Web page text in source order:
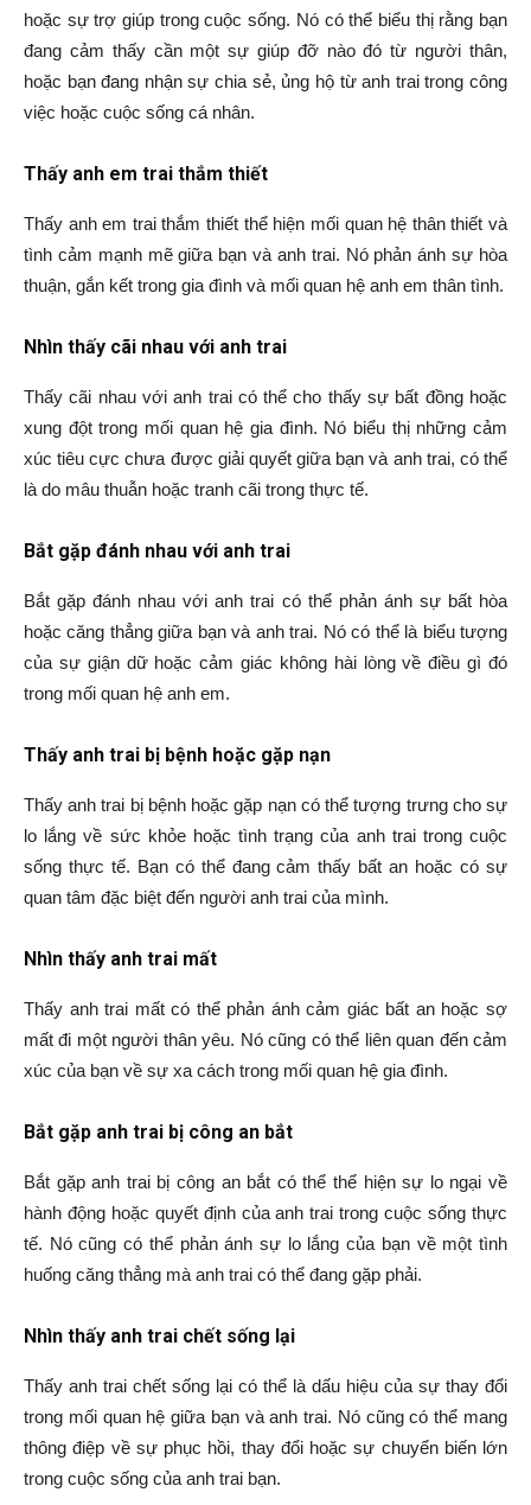
hoặc sự trợ giúp trong cuộc sống. Nó có thể biểu thị rằng bạn
đang cảm thấy cần một sự giúp đỡ nào đó từ người thân,
hoặc bạn đang nhận sự chia sẻ, ủng hộ từ anh trai trong công
việc hoặc cuộc sống cá nhân.
Thấy anh em trai thắm thiết
Thấy anh em trai thắm thiết thể hiện mối quan hệ thân thiết và
tình cảm mạnh mẽ giữa bạn và anh trai. Nó phản ánh sự hòa
thuận, gắn kết trong gia đình và mối quan hệ anh em thân tình.
Nhìn thấy cãi nhau với anh trai
Thấy cãi nhau với anh trai có thể cho thấy sự bất đồng hoặc
xung đột trong mối quan hệ gia đình. Nó biểu thị những cảm
xúc tiêu cực chưa được giải quyết giữa bạn và anh trai, có thể
là do mâu thuẫn hoặc tranh cãi trong thực tế.
Bắt gặp đánh nhau với anh trai
Bắt gặp đánh nhau với anh trai có thể phản ánh sự bất hòa
hoặc căng thẳng giữa bạn và anh trai. Nó có thể là biểu tượng
của sự giận dữ hoặc cảm giác không hài lòng về điều gì đó
trong mối quan hệ anh em.
Thấy anh trai bị bệnh hoặc gặp nạn
Thấy anh trai bị bệnh hoặc gặp nạn có thể tượng trưng cho sự
lo lắng về sức khỏe hoặc tình trạng của anh trai trong cuộc
sống thực tế. Bạn có thể đang cảm thấy bất an hoặc có sự
quan tâm đặc biệt đến người anh trai của mình.
Nhìn thấy anh trai mất
Thấy anh trai mất có thể phản ánh cảm giác bất an hoặc sợ
mất đi một người thân yêu. Nó cũng có thể liên quan đến cảm
xúc của bạn về sự xa cách trong mối quan hệ gia đình.
Bắt gặp anh trai bị công an bắt
Bắt gặp anh trai bị công an bắt có thể thể hiện sự lo ngại về
hành động hoặc quyết định của anh trai trong cuộc sống thực
tế. Nó cũng có thể phản ánh sự lo lắng của bạn về một tình
huống căng thẳng mà anh trai có thể đang gặp phải.
Nhìn thấy anh trai chết sống lại
Thấy anh trai chết sống lại có thể là dấu hiệu của sự thay đổi
trong mối quan hệ giữa bạn và anh trai. Nó cũng có thể mang
thông điệp về sự phục hồi, thay đổi hoặc sự chuyển biến lớn
trong cuộc sống của anh trai bạn.